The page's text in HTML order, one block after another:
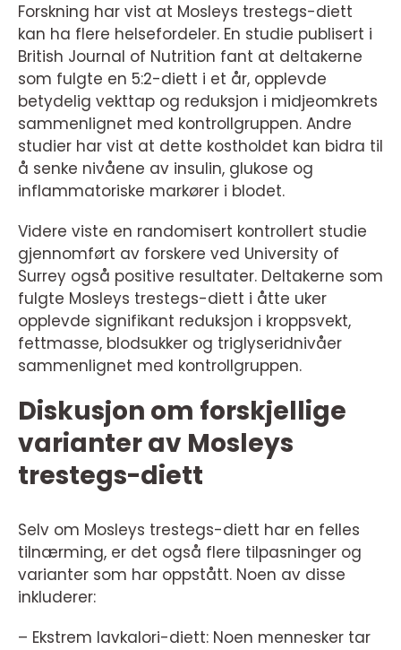
Forskning har vist at Mosleys trestegs-diett
kan ha flere helsefordeler. En studie publisert i
British Journal of Nutrition fant at deltakerne
som fulgte en 5:2-diett i et år, opplevde
betydelig vekttap og reduksjon i midjeomkrets
sammenlignet med kontrollgruppen. Andre
studier har vist at dette kostholdet kan bidra til
å senke nivåene av insulin, glukose og
inflammatoriske markører i blodet.
Videre viste en randomisert kontrollert studie
gjennomført av forskere ved University of
Surrey også positive resultater. Deltakerne som
fulgte Mosleys trestegs-diett i åtte uker
opplevde signifikant reduksjon i kroppsvekt,
fettmasse, blodsukker og triglyseridnivåer
sammenlignet med kontrollgruppen.
Diskusjon om forskjellige
varianter av Mosleys
trestegs-diett
Selv om Mosleys trestegs-diett har en felles
tilnærming, er det også flere tilpasninger og
varianter som har oppstått. Noen av disse
inkluderer:
– Ekstrem lavkalori-diett: Noen mennesker tar